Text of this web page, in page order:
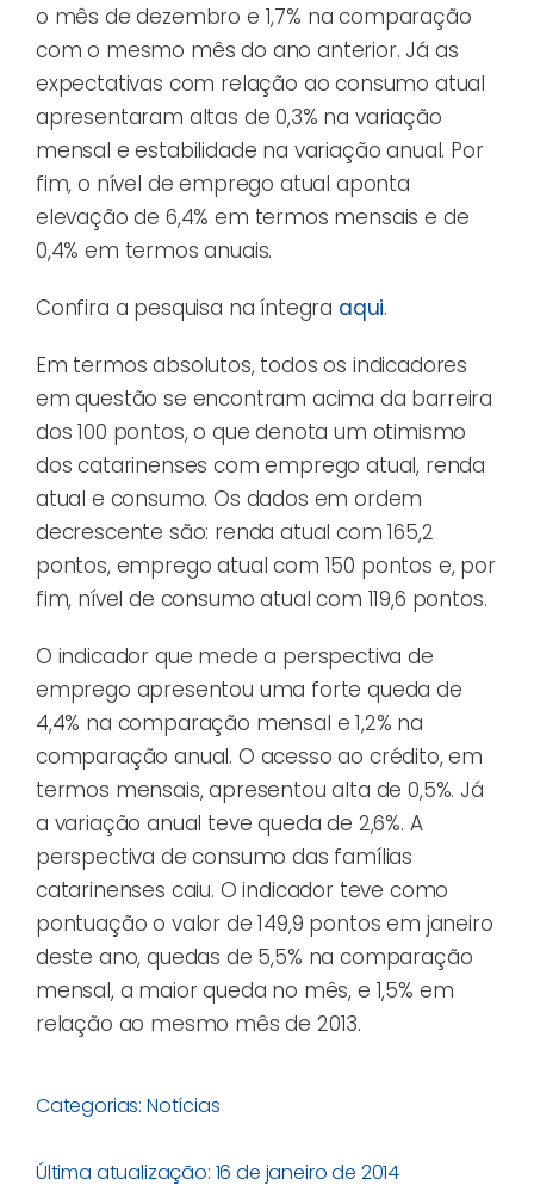
o mês de dezembro e 1,7% na comparação
com o mesmo mês do ano anterior. Já as
expectativas com relação ao consumo atual
apresentaram altas de 0,3% na variação
mensal e estabilidade na variação anual. Por
fim, o nível de emprego atual aponta
elevação de 6,4% em termos mensais e de
0,4% em termos anuais.
Confira a pesquisa na íntegra aqui.
Em termos absolutos, todos os indicadores
em questão se encontram acima da barreira
dos 100 pontos, o que denota um otimismo
dos catarinenses com emprego atual, renda
atual e consumo. Os dados em ordem
decrescente são: renda atual com 165,2
pontos, emprego atual com 150 pontos e, por
fim, nível de consumo atual com 119,6 pontos.
O indicador que mede a perspectiva de
emprego apresentou uma forte queda de
4,4% na comparação mensal e 1,2% na
comparação anual. O acesso ao crédito, em
termos mensais, apresentou alta de 0,5%. Já
a variação anual teve queda de 2,6%. A
perspectiva de consumo das famílias
catarinenses caiu. O indicador teve como
pontuação o valor de 149,9 pontos em janeiro
deste ano, quedas de 5,5% na comparação
mensal, a maior queda no mês, e 1,5% em
relação ao mesmo mês de 2013.
Categorias: Notícias
Última atualização: 16 de janeiro de 2014